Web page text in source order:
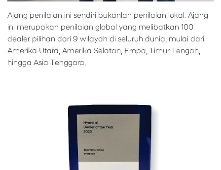
Ajang penilaian ini sendiri bukanlah penilaian lokal. Ajang
ini merupakan penilaian global yang melibatkan 100
dealer pilihan dari 9 wilayah di seluruh dunia, mulai dari
Amerika Utara, Amerika Selatan, Eropa, Timur Tengah,
hingga Asia Tenggara.